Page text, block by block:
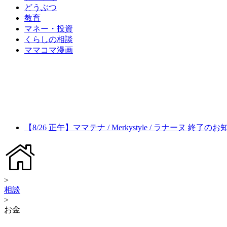
どうぶつ
教育
マネー・投資
くらしの相談
ママコマ漫画
【8/26 正午】ママテナ / Merkystyle / ラナーヌ 終了のお
>
相談
>
お金